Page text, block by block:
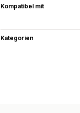
Kompatibel mit
Kategorien